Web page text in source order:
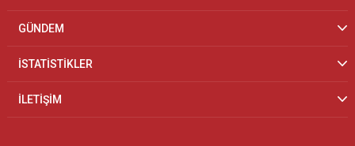
GÜNDEM
İSTATİSTİKLER
İLETİŞİM